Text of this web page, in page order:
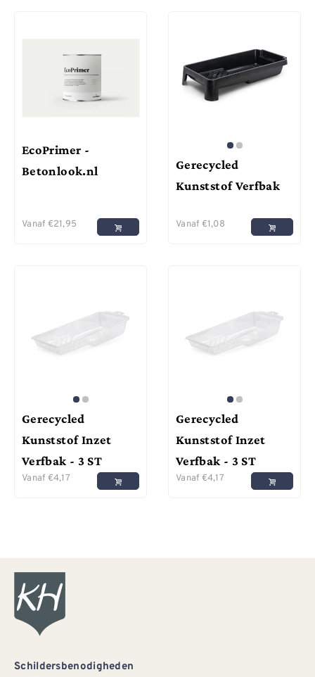
EcoPrimer -
Betonlook.nl
Vanaf €21,95
Gerecycled
Kunststof Verfbak
Vanaf €1,08
Gerecycled
Kunststof Inzet
Verfbak - 3 ST
Vanaf €4,17
Gerecycled
Kunststof Inzet
Verfbak - 3 ST
Vanaf €4,17
Schildersbenodigheden